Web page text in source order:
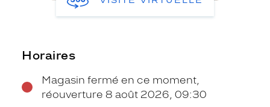
Horaires
Magasin fermé en ce moment,
réouverture 8 août 2026, 09:30